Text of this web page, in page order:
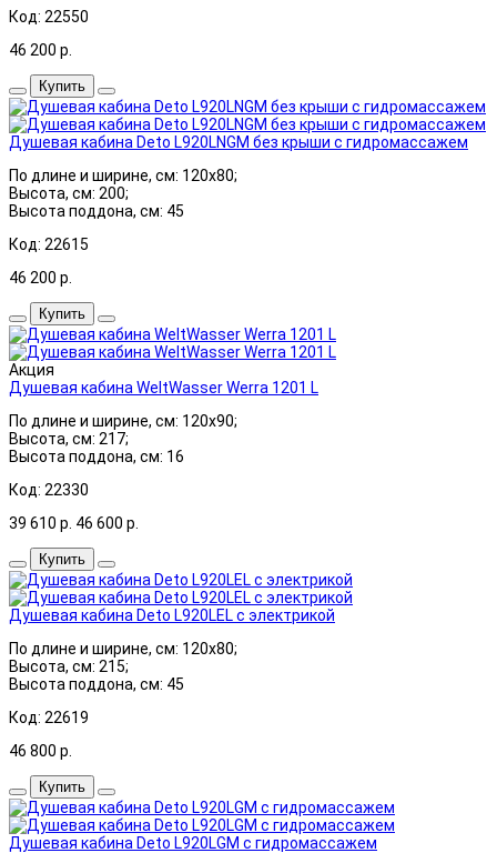
Код: 22550
46 200 р.
Купить
Душевая кабина Deto L920LNGM без крыши с гидромассажем
По длине и ширине, см: 120x80;
Высота, см: 200;
Высота поддона, см: 45
Код: 22615
46 200 р.
Купить
Акция
Душевая кабина WeltWasser Werra 1201 L
По длине и ширине, см: 120x90;
Высота, см: 217;
Высота поддона, см: 16
Код: 22330
39 610 р. 46 600 р.
Купить
Душевая кабина Deto L920LEL с электрикой
По длине и ширине, см: 120x80;
Высота, см: 215;
Высота поддона, см: 45
Код: 22619
46 800 р.
Купить
Душевая кабина Deto L920LGM с гидромассажем